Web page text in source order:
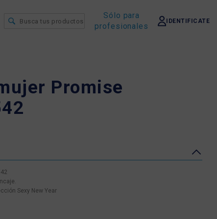
Sólo para
profesionales
IDENTIFICATE
Promise
Sexy New Year